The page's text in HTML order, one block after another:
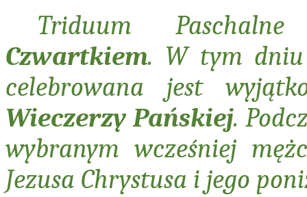
Triduum
Czwartkiem. W tym dniu
celebrowana jest
Wieczerzy Pańskiej.
wybranym wcześniej
Jezusa Chrystusa i jego